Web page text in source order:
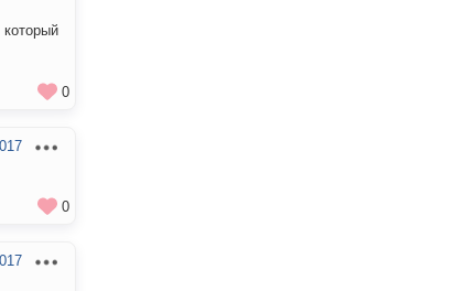
который
0
0